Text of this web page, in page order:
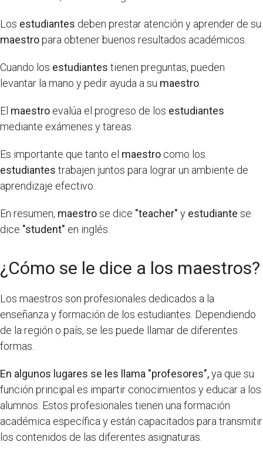
Los estudiantes deben prestar atención y aprender de su
maestropara obtener buenos resultados académicos.
Cuando los estudiantes tienen preguntas, pueden
levantar la mano y pedir ayuda a su maestro
El maestro evalúa el progreso de los estudiantes
mediante exámenes y tareas.
Es importante que tanto el maestro como los
estudiantes trabajen juntos para lograr un ambiente de
aprendizaje efectivo.
En resumen, maestrose dice "teacher" y estudiante se
dice "student" en inglés.
¿Cómo se le dice a los maestros?
Los maestros son profesionales dedicados a la
enseñanza y formación de los estudiantes. Dependiendo
de la región o país, se les puede llamar de diferentes
formas.
En algunos lugares se les llama "profesores",ya que su
función principal es impartir conocimientos y educar a los
alumnos. Estos profesionales tienen una formación
académica específica y están capacitados para transmitir
los contenidos de las diferentes asignaturas.